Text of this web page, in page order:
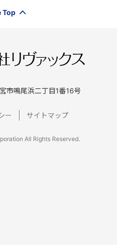
Top
市鳴尾浜二丁目1番16号
ー サイトマップ
All Rights Reserved.